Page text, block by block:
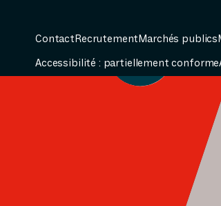
ContactRecrutementMarchés publics
Accessibilité : partiellement conforme